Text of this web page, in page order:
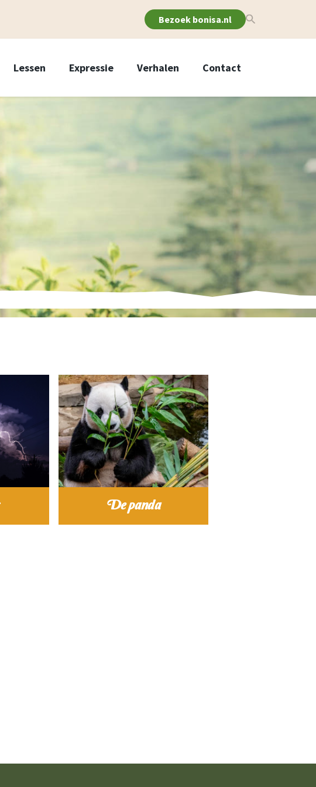
Bezoek bonisa.nl
Lessen Expressie Verhalen Contact
De panda